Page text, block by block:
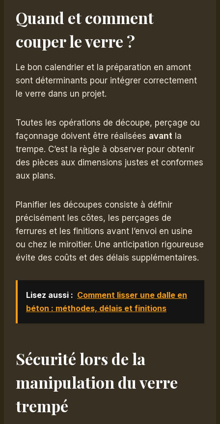
Quand et comment
couper le verre ?
Le bon calendrier et la préparation en amont
sont déterminants pour intégrer correctement
le verre dans un projet.
Toutes les opérations de découpe, perçage ou
façonnage doivent être réalisées avant la
trempe. C’est la règle à observer pour obtenir
des pièces aux dimensions justes et conformes
aux plans.
Planifier les découpes consiste à définir
précisément les côtes, les perçages de
ferrures et les finitions avant l’envoi en usine
ou chez le miroitier. Une anticipation rigoureuse
évite des coûts et des délais supplémentaires.
Lisez aussi : Comment lisser une dalle en
béton : méthodes, délais et finitions
Sécurité lors de la
manipulation du verre
trempé